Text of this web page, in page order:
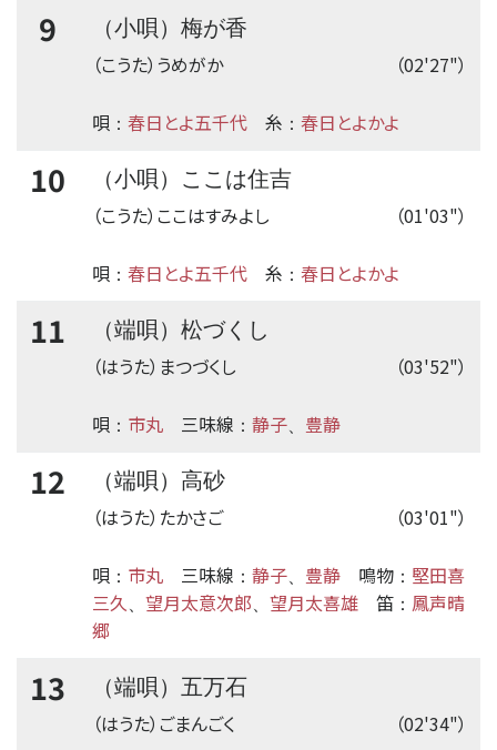
9
（小唄）梅が香
（02'27"）
（こうた）うめがか
唄 ： 春日とよ五千代 糸 ： 春日とよかよ
10
（小唄）ここは住吉
（01'03"）
（こうた）ここはすみよし
唄 ： 春日とよ五千代 糸 ： 春日とよかよ
11
（端唄）松づくし
（03'52"）
（はうた）まつづくし
唄 ： 市丸 三味線 ： 静子 豊静
12
（端唄）高砂
（03'01"）
（はうた）たかさご
唄 ： 市丸 三味線 ： 静子 豊静 鳴物 ： 堅田喜
三久
望月太意次郎 望月太喜雄 笛 ： 鳳声晴
郷
13
（端唄）五万石
（02'34"）
（はうた）ごまんごく